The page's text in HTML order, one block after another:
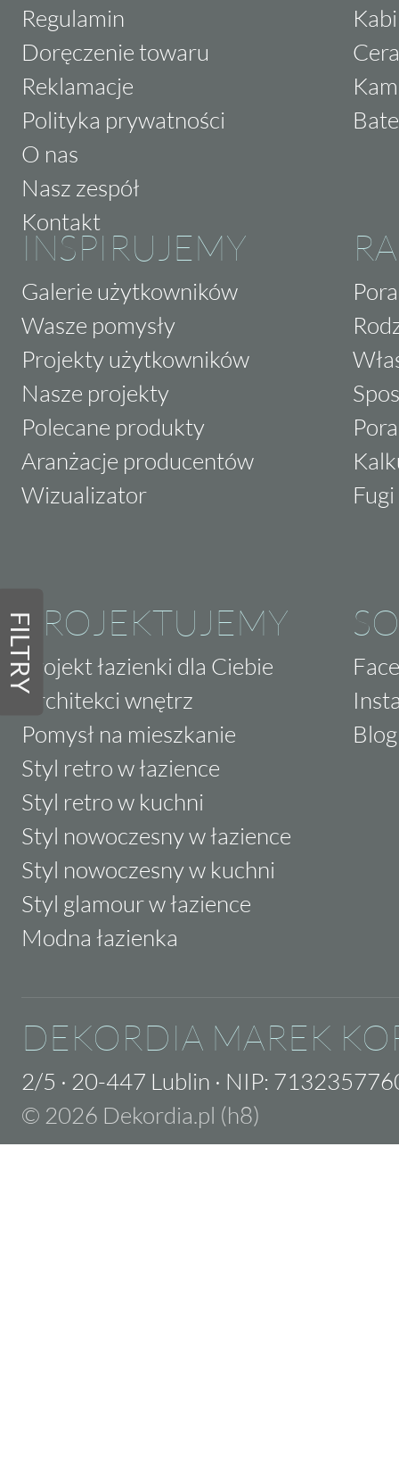
FILTRY
Regulamin
Doręczenie towaru
Reklamacje
Polityka prywatności
O nas
Nasz zespół
Kontakt
INSPIRUJEMY
Galerie użytkowników
Wasze pomysły
Projekty użytkowników
Nasze projekty
Polecane produkty
Aranżacje producentów
Wizualizator
PROJEKTUJEMY
Projekt łazienki dla Ciebie
Architekci wnętrz
Pomysł na mieszkanie
Styl retro w łazience
Styl retro w kuchni
Styl nowoczesny w łazience
Styl nowoczesny w kuchni
Styl glamour w łazience
Modna łazienka
Blog
DEKORDIA MAREK
2/5 · 20-447 Lublin · NIP:
© 2026 Dekordia.pl (h8)